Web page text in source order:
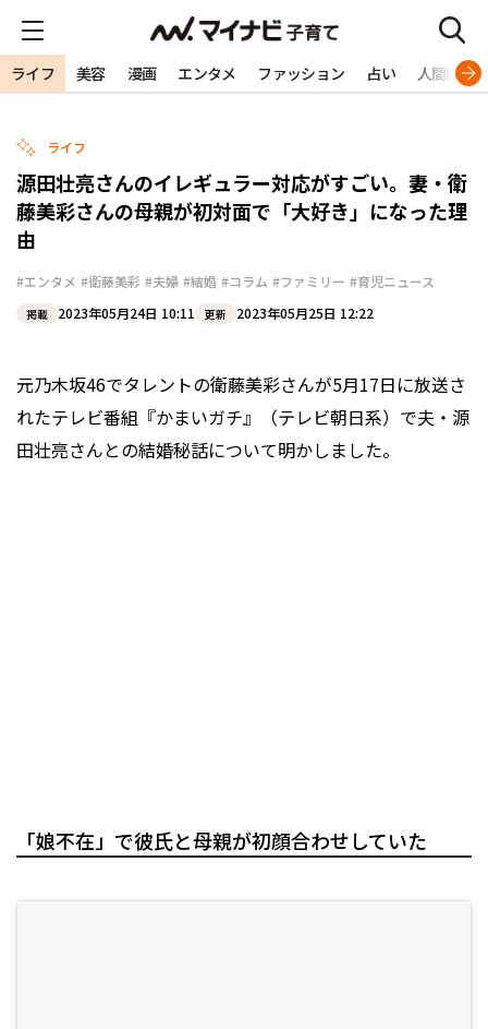
ライフ 美容 漫画 エンタメ ファッション 占い 人間関係
ライフ
源田壮亮さんのイレギュラー対応がすごい。妻・衛
藤美彩さんの母親が初対面で「大好き」になった理
由
#エンタメ #衛藤美彩 #夫婦 #結婚 #コラム #ファミリー #育児ニュース
掲載 2023年05月24日 10:11 更新 2023年05月25日 12:22
元乃木坂46でタレントの衛藤美彩さんが5月17日に放送さ
れたテレビ番組『かまいガチ』（テレビ朝日系）で夫・源
田壮亮さんとの結婚秘話について明かしました。
「娘不在」で彼氏と母親が初顔合わせしていた